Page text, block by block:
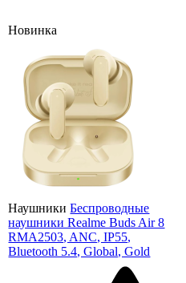
Новинка
Наушники Беспроводные
наушники Realme Buds Air 8
RMA2503, ANC, IP55,
Bluetooth 5.4, Global, Gold